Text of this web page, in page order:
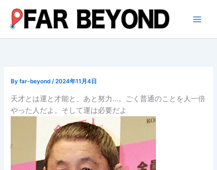
ス
Byfar-beyond/2024年11月4日
天才とは運と才能と、あと努力…。ごく普通のことを人一倍
やった人だよ。そして運は必要だよ